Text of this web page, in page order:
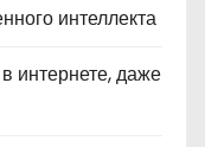
интеллекта
интернете, даже